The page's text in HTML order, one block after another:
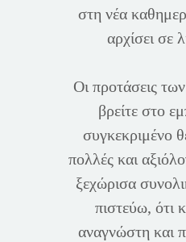
στη νέα
αρχίσει σε
Οι προτάσεις
βρείτε στο
συγκεκριμένο
πολλές και
ξεχώρισα
πιστεύω, ότι
αναγνώστη και